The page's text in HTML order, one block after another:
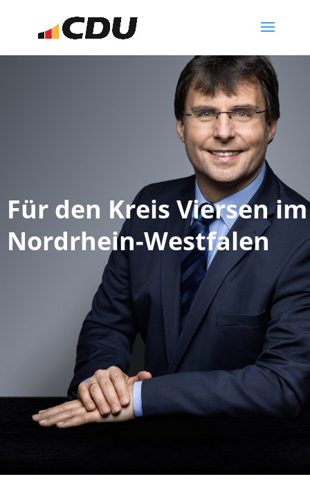
Für den Kreis Viersen
Nordrhein-Westfalen